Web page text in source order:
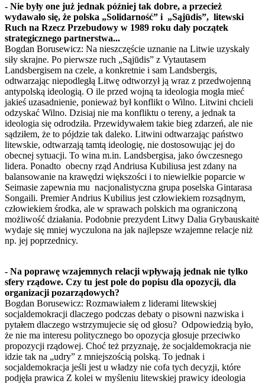
- Nie były one już jednak później tak dobre, a przecież
wydawało się, że polska „Solidarność” i „Sąjūdis”, litewski
Ruch na Rzecz Przebudowy w 1989 roku dały początek
strategicznego partnerstwa...
Bogdan Borusewicz: Na nieszczęście uznanie na Litwie uzyskały
siły skrajne. Po pierwsze ruch „Sąjūdis” z Vytautasem
Landsbergisem na czele, a konkretnie i sam Landsbergis,
odtwarzając niepodległą Litwę odtworzył ją wraz z przedwojenną
antypolską ideologią. O ile przed wojną ta ideologia mogła mieć
jakieś uzasadnienie, ponieważ był konflikt o Wilno. Litwini chcieli
odzyskać Wilno. Dzisiaj nie ma konfliktu o tereny, a jednak ta
ideologia się odrodziła. Przewidywałem takie bieg zdarzeń, ale nie
sądziłem, że to pójdzie tak daleko. Litwini odtwarzając państwo
litewskie, odtwarzają tamtą ideologię, nie dostosowując jej do
obecnej sytuacji. To wina m.in. Landsbergisa, jako ówczesnego
lidera. Ponadto obecny rząd Andriusa Kubiliusa jest zdany na
balansowanie na krawędzi większości i to niewielkie poparcie w
Seimasie zapewnia mu nacjonalistyczna grupa poselska Gintarasa
Songaili. Premier Andrius Kubilius jest człowiekiem rozsądnym,
człowiekiem środka, ale w sprawach polskich ma ograniczoną
możliwość działania. Podobnie prezydent Litwy Dalia Grybauskaitė
wydaje się mniej wyczulona na jak najlepsze wzajemne relacje niż
np. jej poprzednicy.
- Na poprawę wzajemnych relacji wpływają jednak nie tylko
sfery rządowe. Czy tu jest pole do popisu dla opozycji, dla
organizacji pozarządowych?
Bogdan Borusewicz: Rozmawiałem z liderami litewskiej
socjaldemokracji dlaczego podczas debaty o pisowni nazwiska i
pytałem dlaczego wstrzymujecie się od głosu? Odpowiedzią było,
że nie ma interesu politycznego bo opozycja głosuje przeciwko
propozycji rządowej. Choć też przyznaję, że socjaldemokracja nie
idzie tak na „udry” z mniejszością polską. To jednak i
socjaldemokracja jeśli jest u władzy nie cofa tych decyzji, które
podjęła prawica Z kolei w myśleniu litewskiej prawicy ideologia